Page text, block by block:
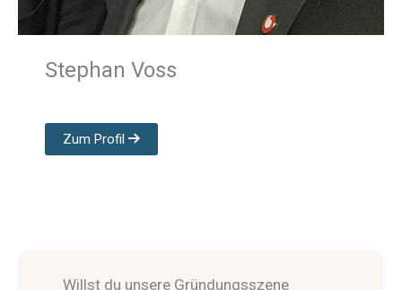
Stephan Voss
Zum Profil
Willst du unsere Gründungsszene